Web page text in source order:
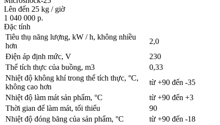
Lên đến 25 kg / giờ
1 040 000 р.
Đặc tính
Tiêu thụ năng lượng, kW / h, không nhiều
hơn
2,0
Điện áp định mức, V
230
Thể tích thực của buồng, m3
0,33
Nhiệt độ không khí trong thể tích thực, °С,
không cao hơn
từ +90 đến -35
Nhiệt độ làm mát sản phẩm, °С
từ +90 đến +3
Thời gian để làm mát, tối thiểu
90
Nhiệt độ đóng băng của sản phẩm, °C
từ +90 đến -18